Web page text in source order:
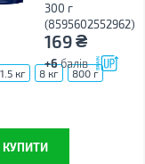
300 г
(8595602552962)
169₴
+6балів
1.5 кг 8 кг 800 г
КУПИТИ